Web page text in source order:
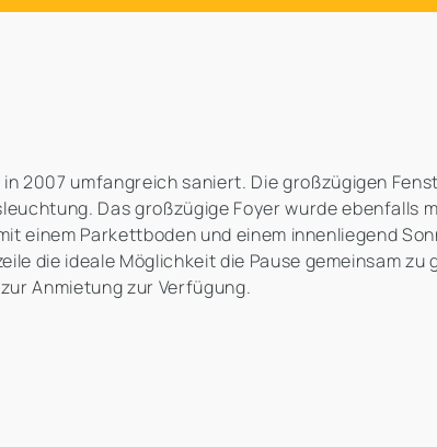
2007 umfangreich saniert. Die großzügigen
Das großzügige Foyer wurde ebenfalls
einem Parkettboden und einem innenliegend
die ideale Möglichkeit die Pause gemeinsam zu
Anmietung zur Verfügung.